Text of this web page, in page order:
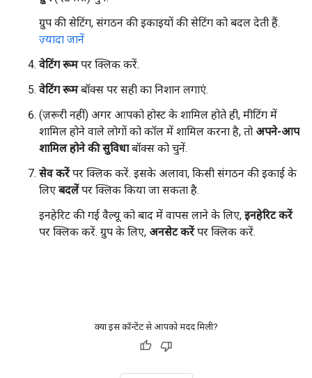
ग्रुप की सेटिंग, संगठन की इकाइयों की सेटिंग को बदल देती हैं.
ज़्यादा जानें
वेटिंग रूमपर क्लिक करें.
वेटिंग रूमबॉक्स पर सही का निशान लगाएं.
(ज़रूरी नहीं) अगर आपको होस्ट के शामिल होते ही, मीटिंग में
शामिल होने वाले लोगों को कॉल में शामिल करना है, तो अपने-आप
शामिल होने की सुविधाबॉक्स को चुनें.
सेव करेंपर क्लिक करें. इसके अलावा, किसी संगठन की इकाई के
लिए बदलेंपर क्लिक किया जा सकता है.
इनहेरिट की गई वैल्यू को बाद में वापस लाने के लिए, इनहेरिट करें
पर क्लिक करें. ग्रुप के लिए, अनसेट करेंपर क्लिक करें.
क्या इस कॉन्टेंट से आपको मदद मिली?